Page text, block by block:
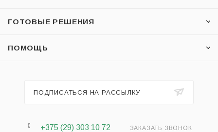
ГОТОВЫЕ РЕШЕНИЯ
ПОМОЩЬ
ПОДПИСАТЬСЯ НА РАССЫЛКУ
+375 (29) 303 10 72 ЗАКАЗАТЬ ЗВОНОК